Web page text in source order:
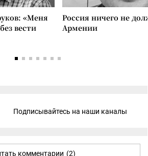
«Меня
вести
Россия ничего не
Армении
Подписывайтесь на наши каналы
комментарии (2)